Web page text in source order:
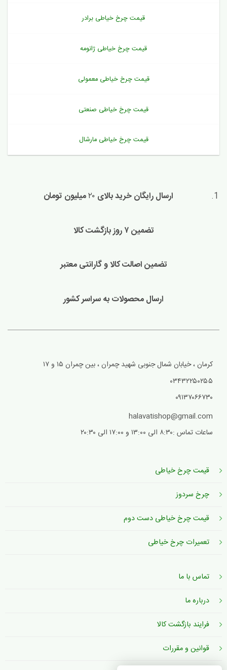
قیمت چرخ خیاطی برادر
قیمت چرخ خیاطی ژانومه
قیمت چرخ خیاطی معمولی
قیمت چرخ خیاطی صنعتی
قیمت چرخ خیاطی مارشال
ارسال رایگان خرید بالای ۲۰ میلیون تومان
تضمین ۷ روز بازگشت کالا
تضمین اصالت کالا و گارانتی معتبر
ارسال محصولات به سراسر کشور
کرمان ، خیابان شمال جنوبی شهید چمران ، بین چمران ۱۵ و ۱۷
۰۳۴۳۲۲۵۰۲۵۵
۰۹۱۳۷۰۶۶۷۳۰
halavatishop@gmail.com
ساعات تماس :۸:۳۰ الی ۱۳:۰۰ و ۱۷:۰۰ الی ۲۰:۳۰
قیمت چرخ خیاطی
چرخ سردوز
قیمت چرخ خیاطی دست دوم
تعمیرات چرخ خیاطی
تماس با ما
درباره ما
فرایند بازگشت کالا
قوانین و مقررات